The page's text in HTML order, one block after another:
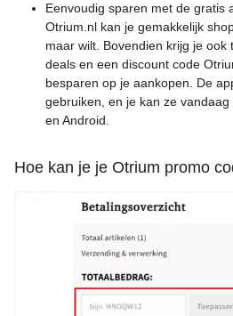
Eenvoudig sparen met de gratis
Otrium.nl kan je gemakkelijk
maar wilt. Bovendien krijg je ook
deals en een discount code
besparen op je aankopen. De
gebruiken, en je kan ze
en Android.
Hoe kan je je Otrium promo